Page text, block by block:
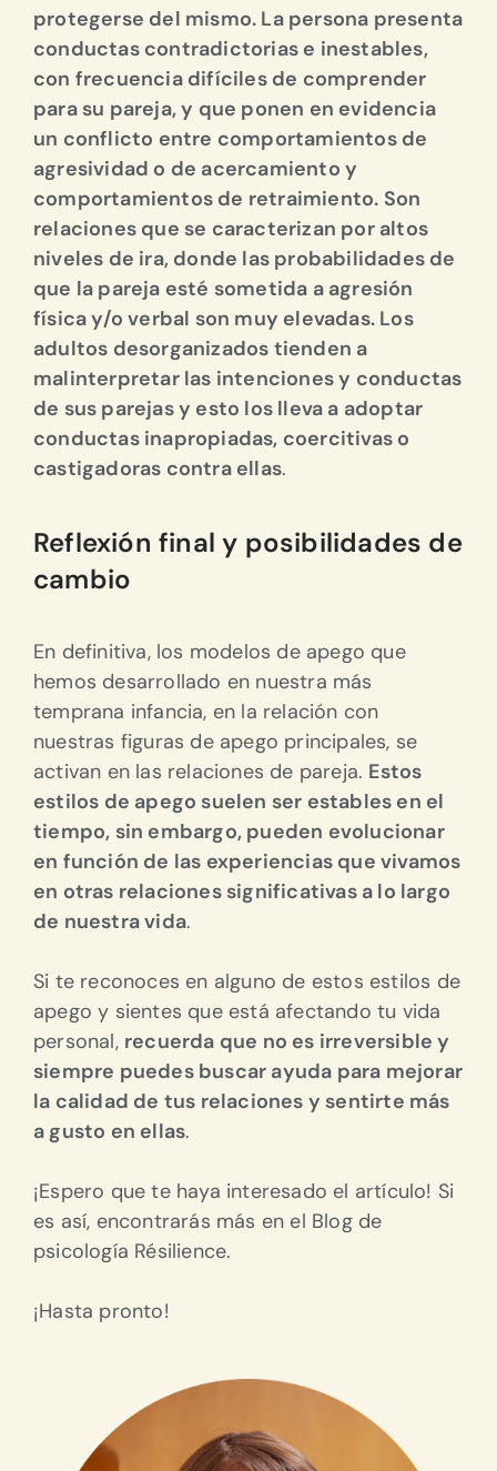
protegerse del mismo. La persona presenta
conductas contradictorias e inestables,
con frecuencia difíciles de comprender
para su pareja, y que ponen en evidencia
un conflicto entre comportamientos de
agresividad o de acercamiento y
comportamientos de retraimiento. Son
relaciones que se caracterizan por altos
niveles de ira, donde las probabilidades de
que la pareja esté sometida a agresión
física y/o verbal son muy elevadas. Los
adultos desorganizados tienden a
malinterpretar las intenciones y conductas
de sus parejas y esto los lleva a adoptar
conductas inapropiadas, coercitivas o
castigadoras contra ellas.
Reflexión final y posibilidades de
cambio
En definitiva, los modelos de apego que
hemos desarrollado en nuestra más
temprana infancia, en la relación con
nuestras figuras de apego principales, se
activan en las relaciones de pareja. Estos
estilos de apego suelen ser estables en el
tiempo, sin embargo, pueden evolucionar
en función de las experiencias que vivamos
en otras relaciones significativas a lo largo
de nuestra vida.
Si te reconoces en alguno de estos estilos de
apego y sientes que está afectando tu vida
personal, recuerda que no es irreversible y
siempre puedes buscar ayuda para mejorar
la calidad de tus relaciones y sentirte más
a gusto en ellas.
¡Espero que te haya interesado el artículo! Si
es así, encontrarás más en el Blog de
psicología Résilience.
¡Hasta pronto!